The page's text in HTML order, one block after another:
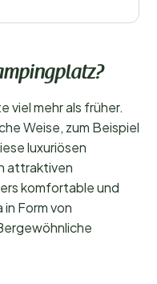
viel mehr als früher.
Weise, zum Beispiel
luxuriösen
attraktiven
komfortable und
Form von